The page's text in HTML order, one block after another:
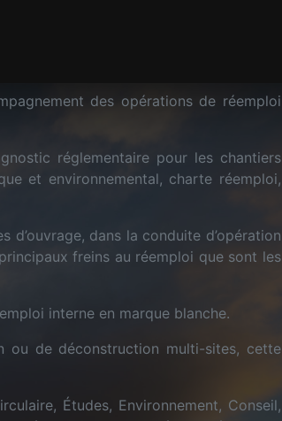
des opérations de réemploi
réglementaire pour les chantiers
et environnemental, charte réemploi,
dans la conduite d’opération
freins au réemploi que sont les
interne en marque blanche.
ou de déconstruction multi-sites, cette
Études, Environnement, Conseil,